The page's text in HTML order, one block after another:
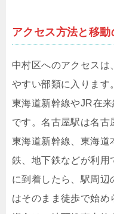
アクセス方法と移動
中村区へのアクセスは
やすい部類に入ります
東海道新幹線やJR在
です。名古屋駅は名古
東海道新幹線、東海道
鉄、地下鉄などが利用
に到着したら、駅周辺
はそのまま徒歩で始め